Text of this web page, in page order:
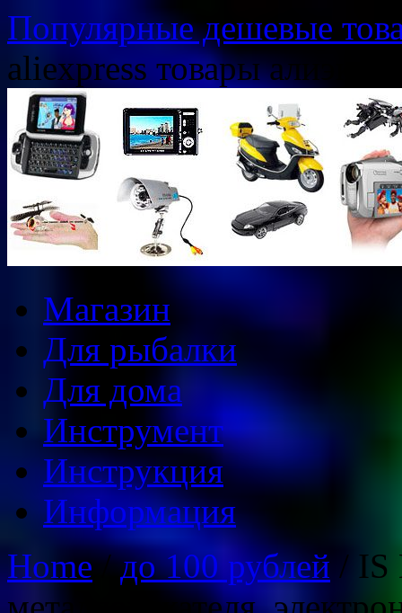
Популярные дешевые
aliexpress товары
Перейти
содержимому
Магазин
Для рыбалки
Для дома
Инструмент
Инструкция
Информация
Home/до 100 рублей / IS